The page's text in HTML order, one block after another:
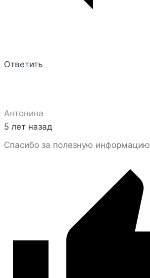
Ответить
Антонина
5 лет назад
Спасибо за полезную информацию